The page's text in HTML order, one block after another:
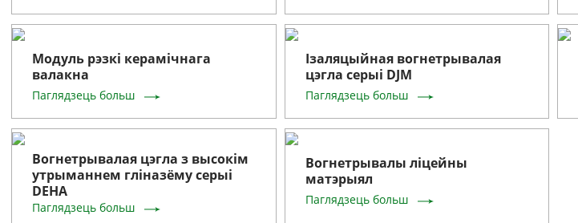
Модуль рэзкі керамічнага
валакна
Паглядзець больш
Ізаляцыйная вогнетрывалая
цэгла серыі DJM
Паглядзець больш
Вогнетрывалая цэгла з высокім
утрыманнем гліназёму серыі
DEHA
Паглядзець больш
Вогнетрывалы ліцейны
матэрыял
Паглядзець больш